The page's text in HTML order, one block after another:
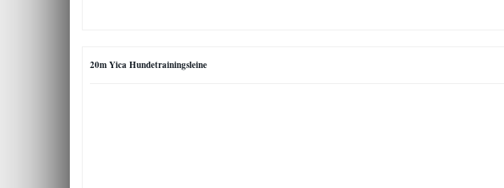
20m Yica Hundetrainingsleine